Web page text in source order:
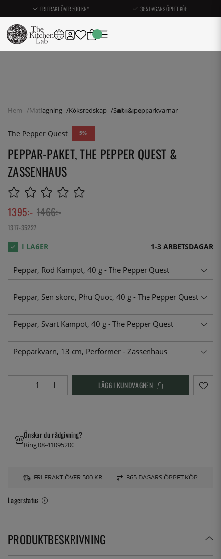
FRI FRAKT ÖVER 500 KR* 365 DAGARS ÖPPET KÖP
Hem Matlagning Köksredskap Salt- & pepparkvarnar
5
The Pepper Quest
PEPPAR-PAKET, THE PEPPER QUEST &
ZASSENHAUS
1466:-
1395:-
1317-35227
1-3 ARBETSDAGAR
LÄGG I KUNDVAGNEN
Lagerstatus
Önskar du rådgivning?
Ring 08-41095200
FRI FRAKT ÖVER 500 KR 365 DAGARS ÖPPET KÖP
PRODUKTBESKRIVNING